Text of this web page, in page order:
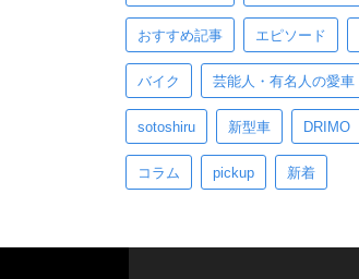
おすすめ記事 エピソード
バイク 芸能人・有名人の愛車
sotoshiru 新型車 DRIMO
コラム pickup 新着